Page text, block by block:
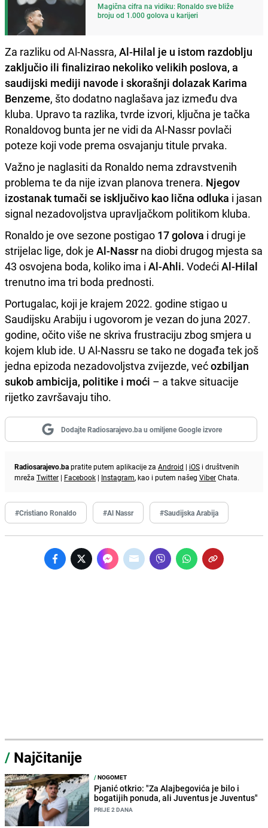
Magična cifra na vidiku: Ronaldo sve bliže
broju od 1.000 golova u karijeri
Za razliku od Al-Nassra, Al-Hilal je u istom razdoblju
zaključio ili finalizirao nekoliko velikih poslova, a
saudijski mediji navode i skorašnji dolazak Karima
Benzeme, što dodatno naglašava jaz između dva
kluba. Upravo ta razlika, tvrde izvori, ključna je tačka
Ronaldovog bunta jer ne vidi da Al-Nassr povlači
poteze koji vode prema osvajanju titule prvaka.
Važno je naglasiti da Ronaldo nema zdravstvenih
problema te da nije izvan planova trenera. Njegov
izostanak tumači se isključivo kao lična odluka i jasan
signal nezadovoljstva upravljačkom politikom kluba.
Ronaldo je ove sezone postigao 17 golova i drugi je
strijelac lige, dok je Al-Nassr na diobi drugog mjesta sa
43 osvojena boda, koliko ima i Al-Ahli. Vodeći Al-Hilal
trenutno ima tri boda prednosti.
Portugalac, koji je krajem 2022. godine stigao u
Saudijsku Arabiju i ugovorom je vezan do juna 2027.
godine, očito više ne skriva frustraciju zbog smjera u
kojem klub ide. U Al-Nassru se tako ne događa tek još
jedna epizoda nezadovoljstva zvijezde, većozbiljan
sukob ambicija, politike i moći – a takve situacije
rijetko završavaju tiho.
Dodajte Radiosarajevo.ba u omiljene Google izvore
Radiosarajevo.bapratite putem aplikacije za Android | iOS i društvenih
mreža Twitter | Facebook | Instagram, kao i putem našeg ViberChata.
#Cristiano Ronaldo #Al Nassr #Saudijska Arabija
/ Najčitanije
/NOGOMET
Pjanić otkrio: "Za Alajbegovića je bilo i
bogatijih ponuda, ali Juventus je Juventus"
PRIJE 2 DANA